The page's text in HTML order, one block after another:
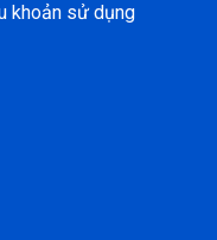
khoản sử dụng